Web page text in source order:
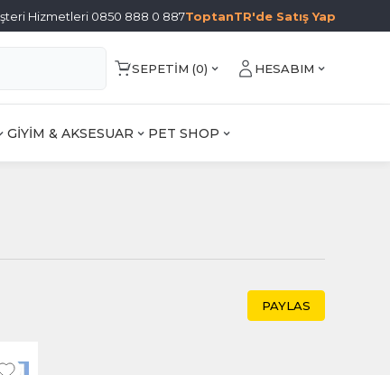
Hizmetleri 0850 888 0 887ToptanTR'de Satış Yap
SEPETIM (0) HESABIM
GİYİM & AKSESUAR PET SHOP
PAYLAS